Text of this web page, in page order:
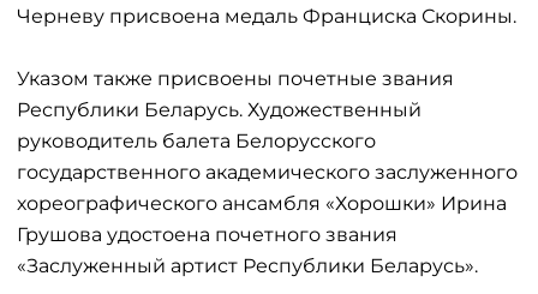
Черневу присвоена медаль Франциска Скорины.
Указом также присвоены почетные звания
Республики Беларусь. Художественный
руководитель балета Белорусского
государственного академического заслуженного
хореографического ансамбля «Хорошки» Ирина
Грушова удостоена почетного звания
«Заслуженный артист Республики Беларусь».